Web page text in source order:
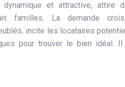
dynamique et attractive, attire
familles. La demande
incite les locataires
pour trouver le bien idéal.